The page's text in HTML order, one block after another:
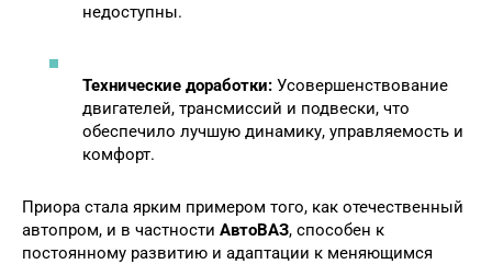
недоступны.
Технические доработки: Усовершенствование
двигателей, трансмиссий и подвески, что
обеспечило лучшую динамику, управляемость и
комфорт.
Приора стала ярким примером того, как отечественный
автопром, и в частности АвтоВАЗ, способен к
постоянному развитию и адаптации к меняющимся